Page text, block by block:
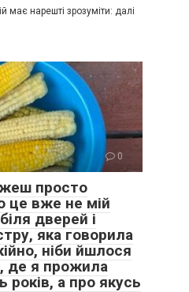
нарешті зрозуміти: далі
0
просто
це вже не мій
дверей і
яка говорила
ніби йшлося
де я прожила
а про якусь